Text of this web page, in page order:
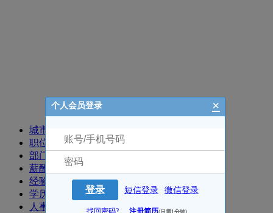
招聘职位
城市
职位
部门
薪酬
经验
学历
人事
个人会员登录 ×
登录 短信登录 微信登录
找回密码? 注册简历(只需1分钟)